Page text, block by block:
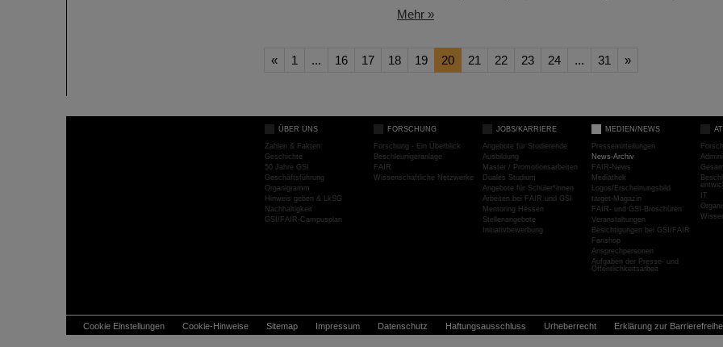
Mehr »
« 1 ... 16 17 18 19 20 21 22 23 24 ... 31 »
ÜBER UNS
Zahlen & Fakten
Geschichte
50 Jahre GSI
Geschäftsführung
Organigramm
Hinweis geben & LkSG
Nachhaltigkeit
GSI/FAIR-Campusplan
FORSCHUNG
Forschung - Ein Überblick
Beschleunigeranlage
FAIR
Wissenschaftliche Netzwerke
JOBS/KARRIERE
Angebote für Studierende
Ausbildung
Master / Promotionsarbeiten
Duales Studium
Angebote für Schüler*innen
Arbeiten bei FAIR und GSI
Mentoring Hessen
Stellenangebote
Initiativbewerbung
MEDIEN/NEWS
Pressemitteilungen
News-Archiv
FAIR-News
Mediathek
Logos/Erscheinungsbild
target-Magazin
FAIR- und GSI-Broschüren
Veranstaltungen
Besichtigungen bei GSI/FAIR
Fanshop
Ansprechpersonen
Aufgaben der Presse- und
Öffentlichkeitsarbeit
IT
Cookie Einstellungen Cookie-Hinweise Sitemap Impressum Datenschutz Haftungsausschluss Urheberrecht Erklärung zur